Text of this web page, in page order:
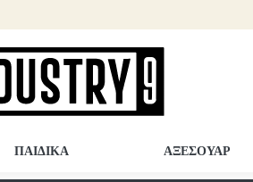
ΠΑΙΔΙΚΑ ΑΞΕΣΟΥΑΡ